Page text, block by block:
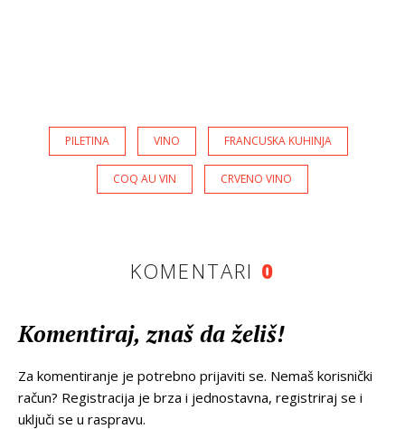
PILETINA VINO FRANCUSKA KUHINJA
COQ AU VIN CRVENO VINO
KOMENTARI 0
Komentiraj, znaš da želiš!
Za komentiranje je potrebno prijaviti se. Nemaš korisnički
račun? Registracija je brza i jednostavna, registriraj se i
uključi se u raspravu.